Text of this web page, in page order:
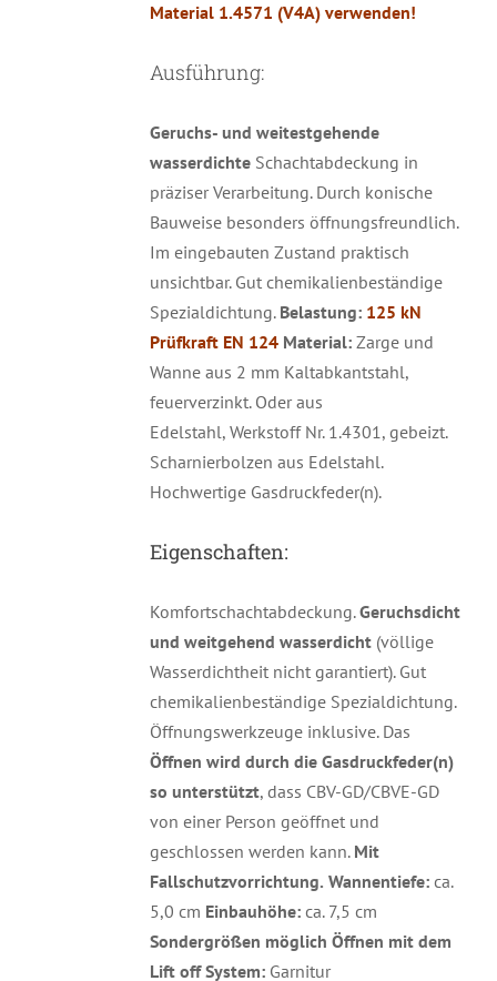
Material 1.4571 (V4A) verwenden!
Ausführung:
Geruchs- und weitestgehende
wasserdichteSchachtabdeckung in
präziser Verarbeitung. Durch konische
Bauweise besonders öffnungsfreundlich.
Im eingebauten Zustand praktisch
unsichtbar. Gut chemikalienbeständige
Spezialdichtung. Belastung: 125 kN
Prüfkraft EN 124 Material:Zarge und
Wanne aus 2 mm Kaltabkantstahl,
feuerverzinkt. Oder aus
Edelstahl, Werkstoff Nr. 1.4301, gebeizt.
Scharnierbolzen aus Edelstahl.
Hochwertige Gasdruckfeder(n).
Eigenschaften:
Komfortschachtabdeckung.Geruchsdicht
und weitgehend wasserdicht(völlige
Wasserdichtheit nicht garantiert). Gut
chemikalienbeständige Spezialdichtung.
Öffnungswerkzeuge inklusive. Das
Öffnen wird durch die Gasdruckfeder(n)
so unterstützt, dass CBV-GD/CBVE-GD
von einer Person geöffnet und
geschlossen werden kann. Mit
Fallschutzvorrichtung. Wannentiefe:ca.
5,0 cm Einbauhöhe:ca. 7,5 cm
Sondergrößen möglich Öffnen mit dem
Lift off System:Garnitur